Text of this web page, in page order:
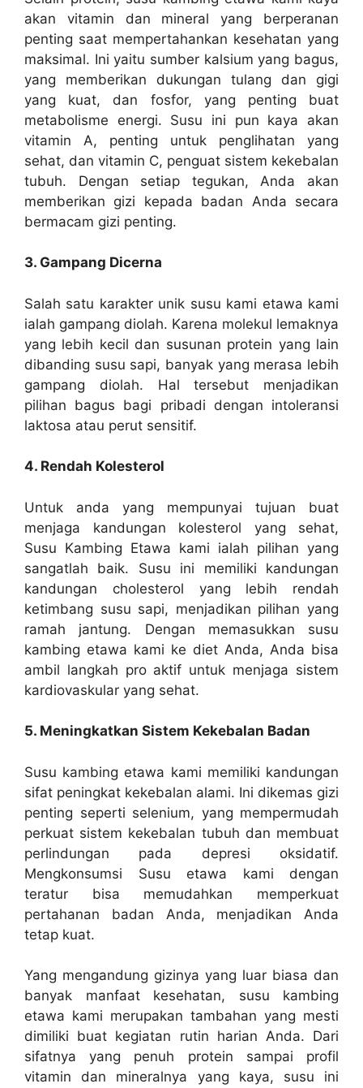
akan vitamin dan mineral yang berperanan
penting saat mempertahankan kesehatan yang
maksimal. Ini yaitu sumber kalsium yang bagus,
yang memberikan dukungan tulang dan gigi
yang kuat, dan fosfor, yang penting buat
metabolisme energi. Susu ini pun kaya akan
vitamin A, penting untuk penglihatan yang
sehat, dan vitamin C, penguat sistem kekebalan
tubuh. Dengan setiap tegukan, Anda akan
memberikan gizi kepada badan Anda secara
bermacam gizi penting.
3. Gampang Dicerna
Salah satu karakter unik susu kami etawa kami
ialah gampang diolah. Karena molekul lemaknya
yang lebih kecil dan susunan protein yang lain
dibanding susu sapi, banyak yang merasa lebih
gampang diolah. Hal tersebut menjadikan
pilihan bagus bagi pribadi dengan intoleransi
laktosa atau perut sensitif.
4. Rendah Kolesterol
Untuk anda yang mempunyai tujuan buat
menjaga kandungan kolesterol yang sehat,
Susu Kambing Etawa kami ialah pilihan yang
sangatlah baik. Susu ini memiliki kandungan
kandungan cholesterol yang lebih rendah
ketimbang susu sapi, menjadikan pilihan yang
ramah jantung. Dengan memasukkan susu
kambing etawa kami ke diet Anda, Anda bisa
ambil langkah pro aktif untuk menjaga sistem
kardiovaskular yang sehat.
5. Meningkatkan Sistem Kekebalan Badan
Susu kambing etawa kami memiliki kandungan
sifat peningkat kekebalan alami. Ini dikemas gizi
penting seperti selenium, yang mempermudah
perkuat sistem kekebalan tubuh dan membuat
perlindungan pada depresi oksidatif.
Mengkonsumsi Susu etawa kami dengan
teratur bisa memudahkan memperkuat
pertahanan badan Anda, menjadikan Anda
tetap kuat.
Yang mengandung gizinya yang luar biasa dan
banyak manfaat kesehatan, susu kambing
etawa kami merupakan tambahan yang mesti
dimiliki buat kegiatan rutin harian Anda. Dari
sifatnya yang penuh protein sampai profil
vitamin dan mineralnya yang kaya, susu ini